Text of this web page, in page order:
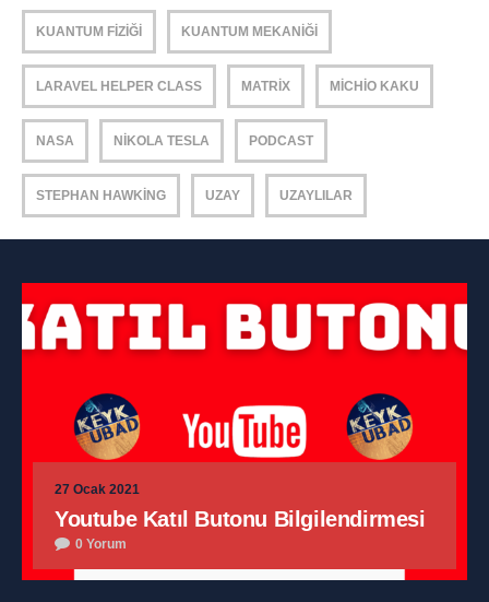
KUANTUM FIZIĞI KUANTUM MEKANIĞI
LARAVEL HELPER CLASS MATRIX MICHIO KAKU
NASA NIKOLA TESLA PODCAST
STEPHAN HAWKING UZAY UZAYLILAR
27 Ocak 2021
Youtube Katıl Butonu Bilgilendirmesi
0 Yorum